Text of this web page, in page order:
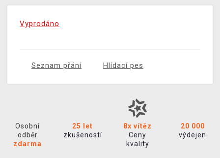
Vyprodáno
Seznam přání Hlídací pes
Osobní
odběr
zdarma
25 let
zkušeností
8x vítěz
Ceny
kvality
20 000
výdejen